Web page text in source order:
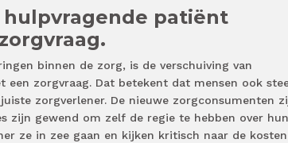
hulpvragende patiënt
binnen de zorg, is de verschuiving van
zorgvraag. Dat betekent dat mensen ook
zorgverlener. De nieuwe zorgconsumenten
zijn gewend om zelf de regie te hebben over hun
ze in zee gaan en kijken kritisch naar de